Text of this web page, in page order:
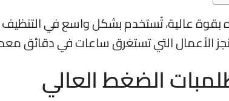
عالية، تُستخدم بشكل واسع في التنظيف
الأعمال التي تستغرق ساعات في دقائق
الضغط العالي